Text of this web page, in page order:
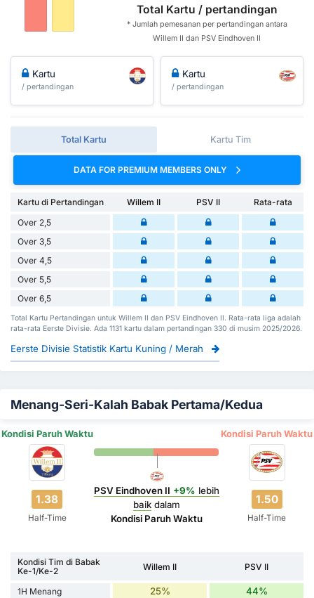
Total Kartu / pertandingan
* Jumlah pemesanan per pertandingan antara
Willem II dan PSV Eindhoven II
Kartu
/ pertandingan
Kartu
/ pertandingan
Total Kartu Kartu Tim
DATA FOR PREMIUM MEMBERS ONLY
Kartu di Pertandingan Willem II PSV II
Rata-rata
Over 2,5
Over 3,5
Over 4,5
Over 5,5
Over 6,5
Total Kartu Pertandingan untuk Willem II dan PSV Eindhoven II. Rata-rata liga adalah
rata-rata Eerste Divisie. Ada 1131 kartu dalam pertandingan 330 di musim 2025/2026.
Eerste Divisie Statistik Kartu Kuning / Merah
Menang-Seri-Kalah Babak Pertama/Kedua
Kondisi Paruh Waktu Kondisi Paruh Waktu
1.38
Half-Time
PSV Eindhoven II +9% lebih
baik dalam
Kondisi Paruh Waktu
1.50
Half-Time
Kondisi Tim di Babak
Ke-1/Ke-2
Willem II PSV II
1H Menang 25% 44%